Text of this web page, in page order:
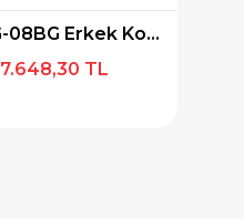
Hislon CL121G-08BG Erkek Kol Saati
7.648,30 TL